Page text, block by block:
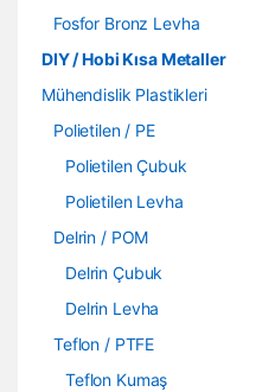
Fosfor Bronz Levha
DIY / Hobi Kısa Metaller
Mühendislik Plastikleri
Polietilen / PE
Polietilen Çubuk
Polietilen Levha
Delrin / POM
Delrin Çubuk
Delrin Levha
Teflon / PTFE
Teflon Kumaş